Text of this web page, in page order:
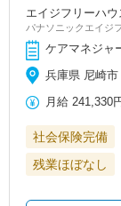
エイジフリーハ
パナソニックエイジ
ケアマネジャ
兵庫県 尼崎
月給 241,330
社会保険完備
残業ほぼなし